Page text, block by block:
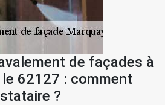
de façades à
62127 : comment
?